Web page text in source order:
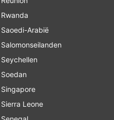
Rwanda
Saoedi-Arabië
Salomonseilanden
Seychellen
Soedan
Singapore
Sierra Leone